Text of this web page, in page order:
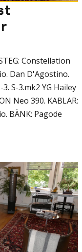
Constellation
Dan D'Agostino.
S-3.mk2 YG Hailey
Neo 390. KABLAR:
BÄNK: Pagode